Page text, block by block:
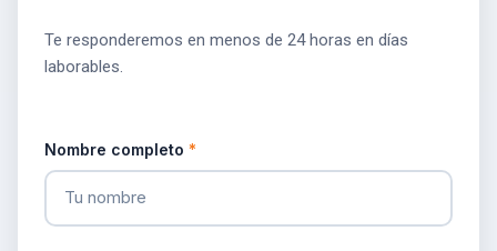
Te responderemos en menos de 24 horas en días
laborables.
Nombre completo *